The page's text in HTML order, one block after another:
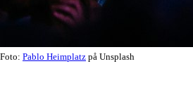
Foto: Pablo Heimplatz på Unsplash